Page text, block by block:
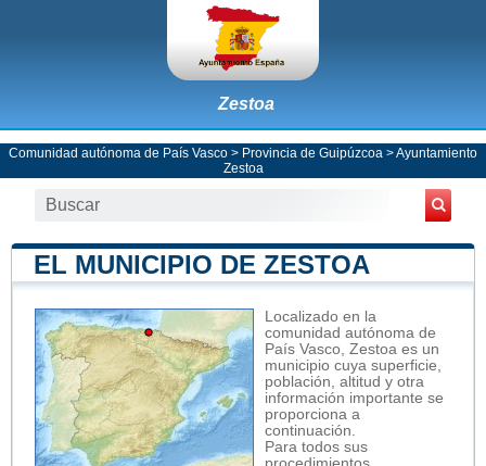
Zestoa
Comunidad autónoma de País Vasco > Provincia de Guipúzcoa >Ayuntamiento
Zestoa
EL MUNICIPIO DE ZESTOA
Localizado en la
comunidad autónoma de
País Vasco, Zestoa es un
municipio cuya superficie,
población, altitud y otra
información importante se
proporciona a
continuación.
Para todos sus